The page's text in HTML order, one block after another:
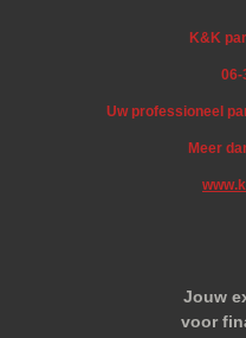
K&K
06-
Uw professioneel
Meer
Jouw
voor